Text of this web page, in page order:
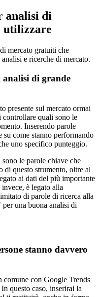
analisi di
utilizzare
mercato gratuiti che
e ricerche di mercato.
analisi di grande
presente sul mercato ormai
quali sono le
Inserendo parole
come stanno performando
uno specifico punteggio.
le parole chiave che
di questo strumento, oltre al
ai dati del più importante
è legato alla
di parole di ricerca alla
una buona analisi di
stanno davvero
con Google Trends
questo caso, inserirai la